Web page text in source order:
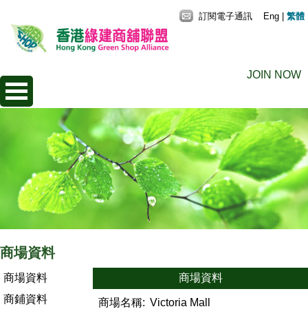
JOIN NOW
訂閱電子通訊 Eng 繁體
商場資料
商場資料
商鋪資料
商場資料
商場名稱: Victoria Mall